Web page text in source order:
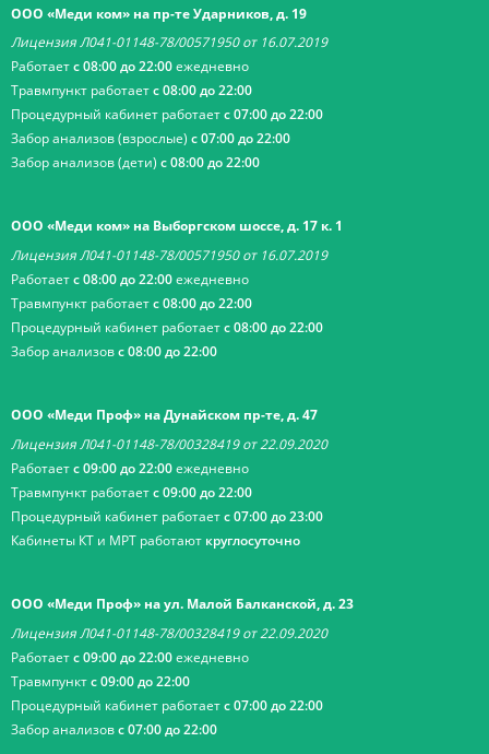
ООО «Меди ком» на пр-те Ударников, д. 19
Лицензия Л041-01148-78/00571950 от 16.07.2019
Работаетс 08:00 до 22:00ежедневно
Травмпункт работаетс 08:00 до 22:00
Процедурный кабинет работаетс 07:00 до 22:00
Забор анализов (взрослые) с 07:00 до 22:00
Забор анализов (дети) с 08:00 до 22:00
ООО «Меди ком» на Выборгском шоссе, д. 17 к. 1
Лицензия Л041-01148-78/00571950 от 16.07.2019
Работаетс 08:00 до 22:00ежедневно
Травмпункт работаетс 08:00 до 22:00
Процедурный кабинет работаетс 08:00 до 22:00
Забор анализовс 08:00 до 22:00
ООО «Меди Проф» на Дунайском пр-те, д. 47
Лицензия Л041-01148-78/00328419 от 22.09.2020
Работаетс 09:00 до 22:00ежедневно
Травмпункт работаетс 09:00 до 22:00
Процедурный кабинет работаетс 07:00 до 23:00
Кабинеты КТ и МРТ работают круглосуточно
ООО «Меди Проф» на ул. Малой Балканской, д. 23
Лицензия Л041-01148-78/00328419 от 22.09.2020
Работаетс 09:00 до 22:00ежедневно
Травмпунктс 09:00 до 22:00
Процедурный кабинет работаетс 07:00 до 22:00
Забор анализовс 07:00 до 22:00